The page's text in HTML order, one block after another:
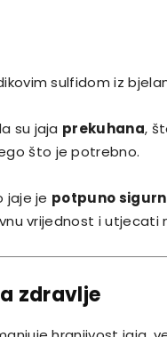
sulfidom iz
su jaja prekuhana,
što je potrebno.
jaje je potpuno
vrijednost i utjecati
zdravlje